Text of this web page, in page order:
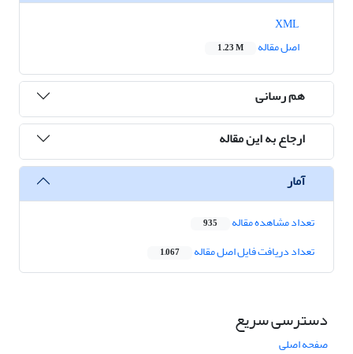
اصل مقاله
1.23 M
هم رسانی
ارجاع به این مقاله
آمار
تعداد مشاهده مقاله 935
تعداد دریافت فایل اصل مقاله 1,067
دسترسی سریع
صفحه اصلی